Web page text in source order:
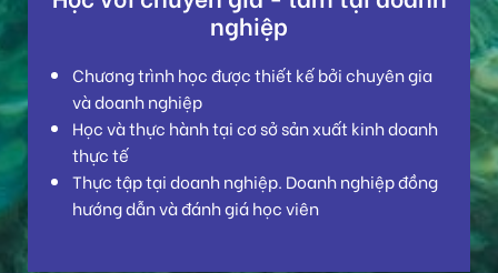
nghiệp
Chương trình học được thiết kế bởi chuyên gia
và doanh nghiệp
Học và thực hành tại cơ sở sản xuất kinh doanh
thực tế
Thực tập tại doanh nghiệp. Doanh nghiệp đồng
hướng dẫn và đánh giá học viên